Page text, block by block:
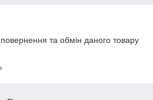
та обмін даного товару